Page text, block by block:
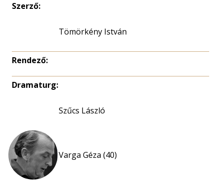
Szerző:
Tömörkény István
Rendező:
Dramaturg:
Szűcs László
Varga Géza (40)